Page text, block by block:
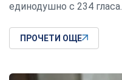
единодушно с 234 гласа.
ПРОЧЕТИ ОЩЕ